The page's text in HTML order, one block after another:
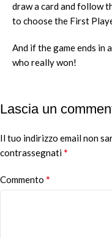
draw a card and follow
to choose the First
And if the game ends in
who really won!
Lascia un
Il tuo indirizzo email non
contrassegnati*
Commento *
Alternative: